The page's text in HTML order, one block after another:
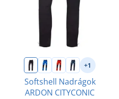
+1
Softshell Nadrágok
ARDON CITYCONIC